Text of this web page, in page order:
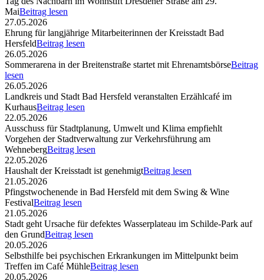
MaiBeitrag lesen
27.05.2026
Ehrung für langjährige Mitarbeiterinnen der Kreisstadt Bad
HersfeldBeitrag lesen
26.05.2026
Sommerarena in der Breitenstraße startet mit EhrenamtsbörseBeitrag
lesen
26.05.2026
Landkreis und Stadt Bad Hersfeld veranstalten Erzählcafé im
KurhausBeitrag lesen
22.05.2026
Ausschuss für Stadtplanung, Umwelt und Klima empfiehlt
Vorgehen der Stadtverwaltung zur Verkehrsführung am
WehnebergBeitrag lesen
22.05.2026
Haushalt der Kreisstadt ist genehmigtBeitrag lesen
21.05.2026
Pfingstwochenende in Bad Hersfeld mit dem Swing & Wine
FestivalBeitrag lesen
21.05.2026
Stadt geht Ursache für defektes Wasserplateau im Schilde-Park auf
den GrundBeitrag lesen
20.05.2026
Selbsthilfe bei psychischen Erkrankungen im Mittelpunkt beim
Treffen im Café MühleBeitrag lesen
20.05.2026